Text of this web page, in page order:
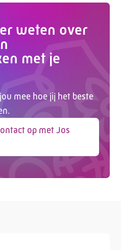
20 70
weten over
met je
mee hoe jij het beste
op met Jos